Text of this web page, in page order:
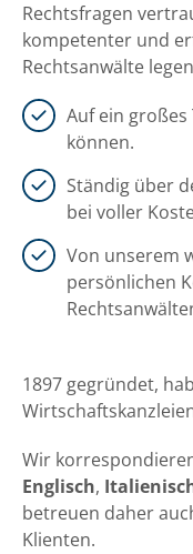
Rechtsfragen
kompetenter und
Rechtsanwälte
Auf ein großes
können.
Ständig über
bei voller
Von unserem
persönlichen
1897 gegründet,
Wir
Englisch,
betreuen daher
Klienten.